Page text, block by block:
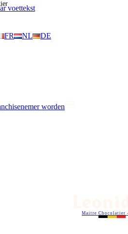
voettekst
FR NL
DE
worden
Maitre Chocolatier